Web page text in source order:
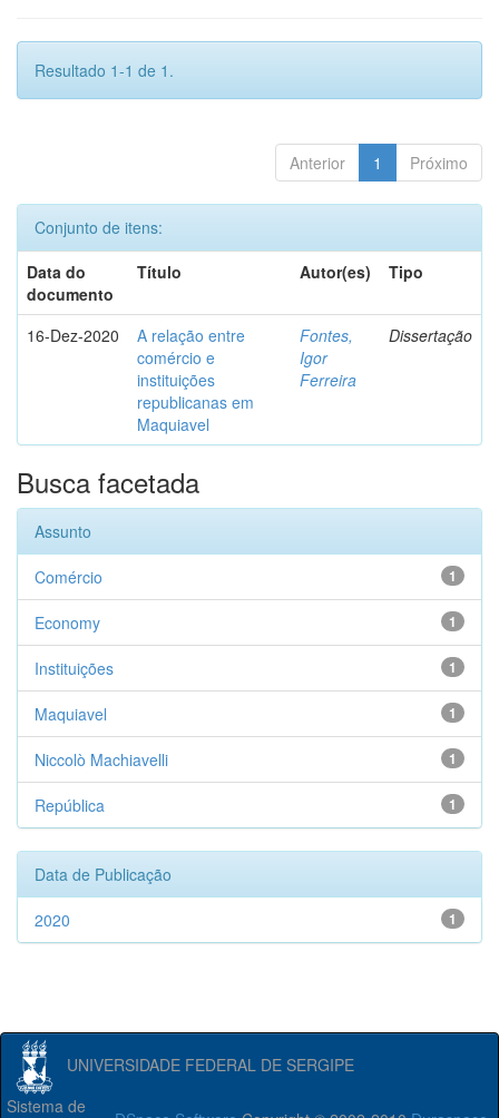
Resultado 1-1 de 1.
Anterior 1 Próximo
Conjunto de itens:
Data do
documento
Título Autor(es) Tipo
16-Dez-2020
A relação entre
comércio e
instituições
republicanas em
Maquiavel
Fontes,
Igor
Ferreira
Dissertação
Busca facetada
Assunto
1
Comércio
1
Economy
1
Instituições
1
Maquiavel
1
Niccolò Machiavelli
1
República
Data de Publicação
1
2020
UNIVERSIDADE FEDERAL DE SERGIPE
Sistema de